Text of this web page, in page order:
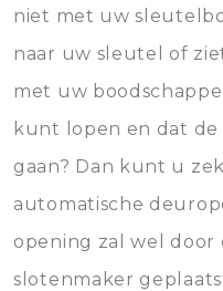
niet met uw
naar uw sleutel of
met uw
kunt lopen en dat
gaan? Dan kunt u
automatische
opening zal wel door
slotenmaker